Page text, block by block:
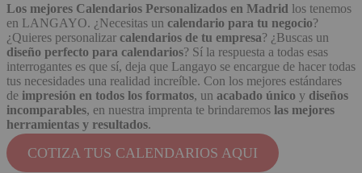
Los mejores Calendarios Personalizados en Madrid los tenemos
en LANGAYO. ¿Necesitas un calendario para tu negocio?
¿Quieres personalizar calendarios de tu empresa? ¿Buscas un
diseño perfecto para calendarios? Sí la respuesta a todas esas
interrogantes es que sí, deja que Langayo se encargue de hacer todas
tus necesidades una realidad increíble. Con los mejores estándares
de impresión en todos los formatos, un acabado único y diseños
incomparables, en nuestra imprenta te brindaremos las mejores
herramientas y resultados.
COTIZA TUS CALENDARIOS AQUI